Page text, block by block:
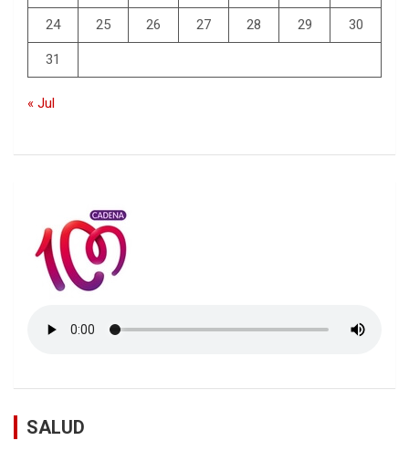
24 25 26 27 28 29 30
31
« Jul
SALUD